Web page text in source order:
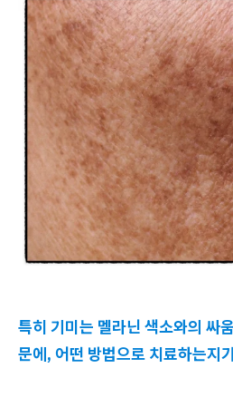
특히 기미는 멜라닌 색소와의 싸
문에, 어떤 방법으로 치료하는지